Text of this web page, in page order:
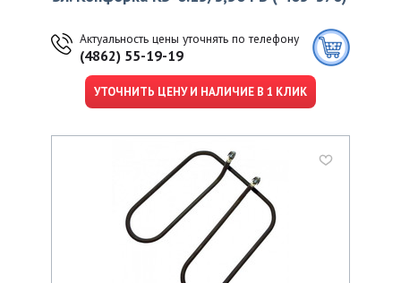
Актуальность цены уточнять по телефону
(4862) 55-19-19
УТОЧНИТЬ ЦЕНУ И НАЛИЧИЕ В 1 КЛИК